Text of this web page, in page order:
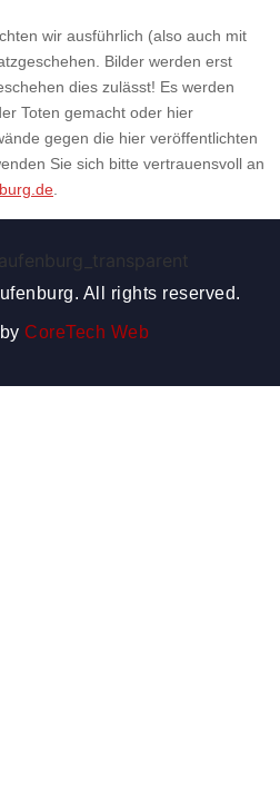
wir ausführlich (also auch mit
Bilder werden erst
dies zulässt! Es werden
Toten gemacht oder hier
gegen die hier veröffentlichten
Sie sich bitte vertrauensvoll an
.
All rights reserved.
CoreTech Web